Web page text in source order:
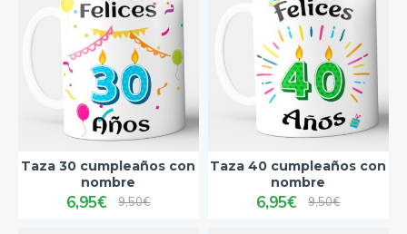
Taza 30 cumpleaños con
nombre
6,95€ 9,50€
Taza 40 cumpleaños con
nombre
6,95€ 9,50€